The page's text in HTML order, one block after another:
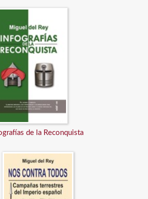
de la Reconquista